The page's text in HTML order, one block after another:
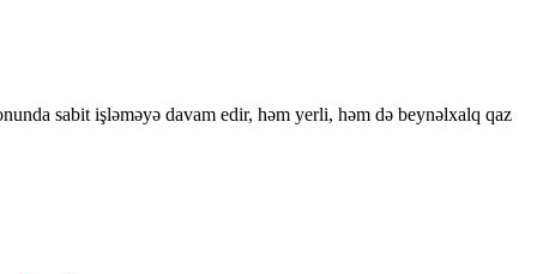
sabit işləməyə davam edir, həm yerli, həm də beynəlxalq qaz